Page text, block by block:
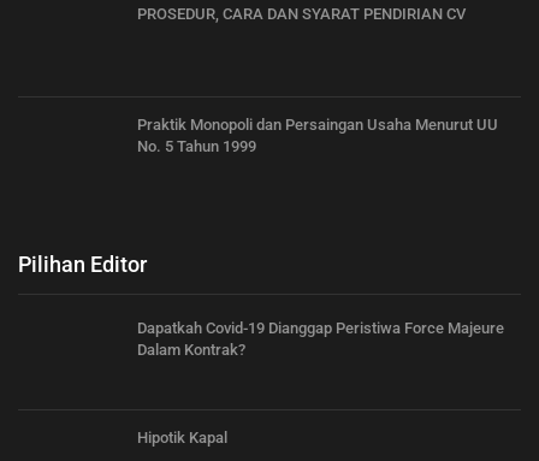
PROSEDUR, CARA DAN SYARAT PENDIRIAN CV
Praktik Monopoli dan Persaingan Usaha Menurut UU
No. 5 Tahun 1999
Pilihan Editor
Dapatkah Covid-19 Dianggap Peristiwa Force Majeure
Dalam Kontrak?
Hipotik Kapal